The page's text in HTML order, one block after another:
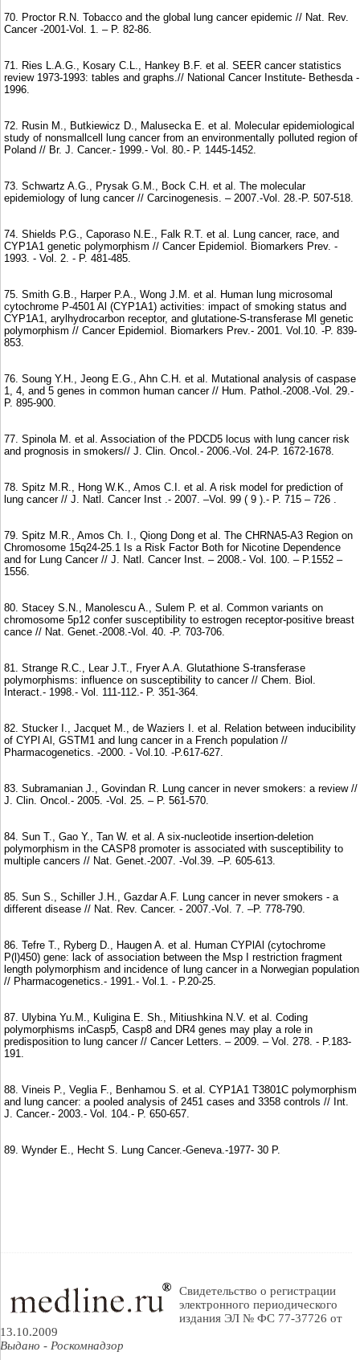
70. Proctor R.N. Tobacco and the global lung cancer epidemic // Nat. Rev.
Cancer -2001-Vol. 1. – P. 82-86.
71. Ries L.A.G., Kosary C.L., Hankey B.F. et al. SEER cancer statistics
review 1973-1993: tables and graphs.// National Cancer Institute- Bethesda -
1996.
72. Rusin M., Butkiewicz D., Malusecka E. et al. Molecular epidemiological
study of nonsmallcell lung cancer from an environmentally polluted region of
Poland // Br. J. Cancer.- 1999.- Vol. 80.- P. 1445-1452.
73. Schwartz A.G., Prysak G.M., Bock C.H. et al. The molecular
epidemiology of lung cancer // Carcinogenesis. – 2007.-Vol. 28.-P. 507-518.
74. Shields P.G., Caporaso N.E., Falk R.T. et al. Lung cancer, race, and
CYP1A1 genetic polymorphism // Cancer Epidemiol. Biomarkers Prev. -
1993. - Vol. 2. - P. 481-485.
75. Smith G.B., Harper P.A., Wong J.M. et al. Human lung microsomal
cytochrome P-4501 Al (CYP1A1) activities: impact of smoking status and
CYP1A1, arylhydrocarbon receptor, and glutatione-S-transferase Ml genetic
polymorphism // Cancer Epidemiol. Biomarkers Prev.- 2001. Vol.10. -P. 839-
853.
76. Soung Y.H., Jeong E.G., Ahn C.H. et al. Mutational analysis of caspase
1, 4, and 5 genes in common human cancer // Hum. Pathol.-2008.-Vol. 29.-
P. 895-900.
77. Spinola M. et al. Association of the PDCD5 locus with lung cancer risk
and prognosis in smokers// J. Clin. Oncol.- 2006.-Vol. 24-P. 1672-1678.
78. Spitz M.R., Hong W.K., Amos C.I. et al. A risk model for prediction of
lung cancer // J. Natl. Cancer Inst .- 2007. –Vol. 99 ( 9 ).- P. 715 – 726 .
79. Spitz M.R., Amos Ch. I., Qiong Dong et al. The CHRNA5-A3 Region on
Chromosome 15q24-25.1 Is a Risk Factor Both for Nicotine Dependence
and for Lung Cancer // J. Natl. Cancer Inst. – 2008.- Vol. 100. – P.1552 –
1556.
80. Stacey S.N., Manolescu A., Sulem P. et al. Common variants on
chromosome 5p12 confer susceptibility to estrogen receptor-positive breast
cance // Nat. Genet.-2008.-Vol. 40. -P. 703-706.
81. Strange R.C., Lear J.T., Fryer A.A. Glutathione S-transferase
polymorphisms: influence on susceptibility to cancer // Chem. Biol.
Interact.- 1998.- Vol. 111-112.- P. 351-364.
82. Stucker I., Jacquet M., de Waziers I. et al. Relation between inducibility
of CYPl Al, GSTM1 and lung cancer in a French population //
Pharmacogenetics. -2000. - Vol.10. -P.617-627.
83. Subramanian J., Govindan R. Lung cancer in never smokers: a review //
J. Clin. Oncol.- 2005. -Vol. 25. – P. 561-570.
84. Sun T., Gao Y., Tan W. et al. A six-nucleotide insertion-deletion
polymorphism in the CASP8 promoter is associated with susceptibility to
multiple cancers // Nat. Genet.-2007. -Vol.39. –P. 605-613.
85. Sun S., Schiller J.H., Gazdar A.F. Lung cancer in never smokers - a
different disease // Nat. Rev. Cancer. - 2007.-Vol. 7. –P. 778-790.
86. Tefre Т., Ryberg D., Haugen A. et al. Human CYPlAl (cytochrome
P(l)450) gene: lack of association between the Msp I restriction fragment
length polymorphism and incidence of lung cancer in a Norwegian population
// Pharmacogenetics.- 1991.- Vol.1. - P.20-25.
87. Ulybina Yu.M., Kuligina E. Sh., Mitiushkina N.V. et al. Coding
polymorphisms inCasp5, Casp8 and DR4 genes may play a role in
predisposition to lung cancer // Cancer Letters. – 2009. – Vol. 278. - P.183-
191.
88. Vineis P., Veglia F., Benhamou S. et al. CYP1A1 T3801C polymorphism
and lung cancer: a pooled analysis of 2451 cases and 3358 controls // Int.
J. Cancer.- 2003.- Vol. 104.- P. 650-657.
89. Wynder E., Hecht S. Lung Cancer.-Geneva.-1977- 30 P.
Свидетельство о регистрации
электронного периодического
издания ЭЛ № ФС 77-37726 от
13.10.2009
Выдано - Роскомнадзор